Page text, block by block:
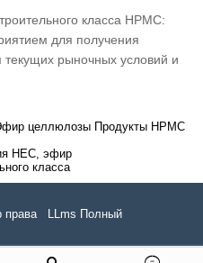
класса HPMC:
для получения
текущих рыночных условий и
целлюлозы Продукты HPMC
HEC, эфир
класса
права LLms Полный